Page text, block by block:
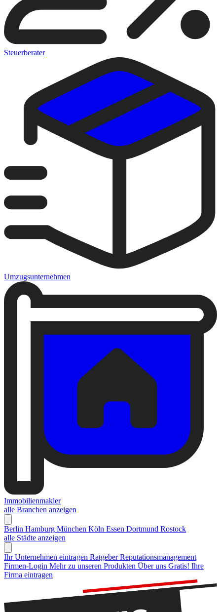
Steuerberater
Umzugsunternehmen
Immobilienmakler
alle Branchen anzeigen
Berlin Hamburg München Köln Essen Dortmund Rostock
alle Städte anzeigen
Ihr Unternehmen eintragen Ratgeber Reputationsmanagement
Firmen-Login Mehr zu unseren Produkten Über uns Gratis! Ihre
Firma eintragen